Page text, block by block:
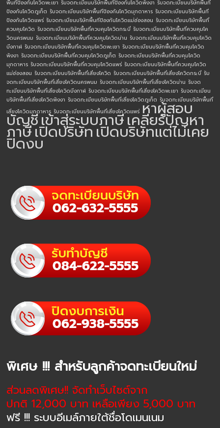
พื้นทีป้องกันโควิดพะเยา รับจดทะเบียนบริษัทพื้นทีป้องกันโควิดพังงา รับจดทะเบียนบริษัทพื้นที
ป้องกันโควิดภูเก็ต รับจดทะเบียนบริษัทพื้นทีป้องกันโควิดมุกดาหาร รับจดทะเบียนบริษัทพื้นที
ป้องกันโควิดแพร่ รับจดทะเบียนบริษัทพื้นทีป้องกันโควิดแม่ฮ่องสอน รับจดทะเบียนบริษัทพื้นที่
ควบคุมโควิด รับจดทะเบียนบริษัทพื้นที่ควบคุมโควิดกระบี่ รับจดทะเบียนบริษัทพื้นที่ควบคุมโค
วิดนครพนม รับจดทะเบียนบริษัทพื้นที่ควบคุมโควิดน่าน รับจดทะเบียนบริษัทพื้นที่ควบคุมโควิด
บึงกาฬ รับจดทะเบียนบริษัทพื้นที่ควบคุมโควิดพะเยา รับจดทะเบียนบริษัทพื้นที่ควบคุมโควิด
พังงา รับจดทะเบียนบริษัทพื้นที่ควบคุมโควิดภูเก็ต รับจดทะเบียนบริษัทพื้นที่ควบคุมโควิด
มุกดาหาร รับจดทะเบียนบริษัทพื้นที่ควบคุมโควิดแพร่ รับจดทะเบียนบริษัทพื้นที่ควบคุมโควิด
แม่ฮ่องสอน รับจดทะเบียนบริษัทพื้นที่เสี่ยงโควิด รับจดทะเบียนบริษัทพื้นที่เสี่ยงโควิดกระบี่ รับ
จดทะเบียนบริษัทพื้นที่เสี่ยงโควิดนครพนม รับจดทะเบียนบริษัทพื้นที่เสี่ยงโควิดน่าน รับจด
ทะเบียนบริษัทพื้นที่เสี่ยงโควิดบึงกาฬ รับจดทะเบียนบริษัทพื้นที่เสี่ยงโควิดพะเยา รับจดทะเบียน
บริษัทพื้นที่เสี่ยงโควิดพังงา รับจดทะเบียนบริษัทพื้นที่เสี่ยงโควิดภูเก็ต รับจดทะเบียนบริษัทพื้นที่
เสี่ยงโควิดมุกดาหาร รับจดทะเบียนบริษัทพื้นที่เสี่ยงโควิดแพร่ หาผู้สอบ
บัญชีเข้าสู่ระบบภาษีเคลียร์ปัญหา
ภาษีเปิดบริษัทเปิดบริษัทแต่ไม่เคย
ปิดงบ
พิเศษ !!! สำหรับลูกค้าจดทะเบียนใหม่
ส่วนลดพิเศษ!! จัดทำเว็บไซต์จาก
ปกติ 12,000 บาท เหลือเพียง 5,000 บาท
ฟรี !!! ระบบอีเมล์ภายใต้ชื่อโดเมนเนม